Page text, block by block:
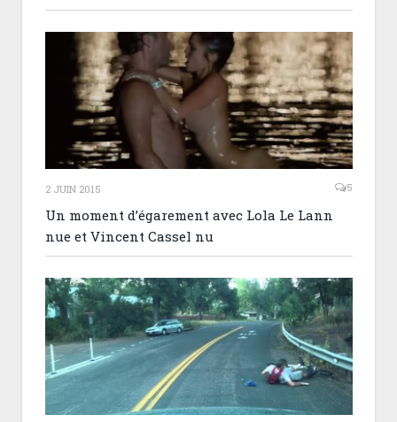
2 JUIN 2015 5
Un moment d’égarement avec Lola Le Lann
nue et Vincent Cassel nu